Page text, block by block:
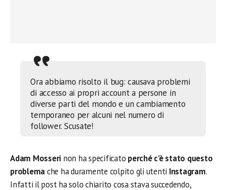
Ora abbiamo risolto il bug: causava problemi
di accesso ai propri account a persone in
diverse parti del mondo e un cambiamento
temporaneo per alcuni nel numero di
follower. Scusate!
Adam Mosseri non ha specificato perché c’è stato questo
problemache ha duramente colpito gli utenti Instagram.
Infatti il post ha solo chiarito cosa stava succedendo,